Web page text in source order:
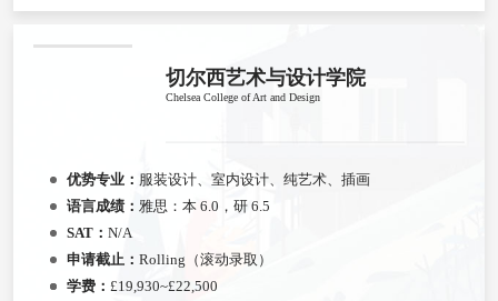
切尔西艺术与设计学院
Chelsea College of Art and Design
优势专业： 服装设计、室内设计、纯艺术、插画
语言成绩： 雅思：本 6.0，研 6.5
SAT： N/A
申请截止： Rolling（滚动录取）
学费： £19,930~£22,500